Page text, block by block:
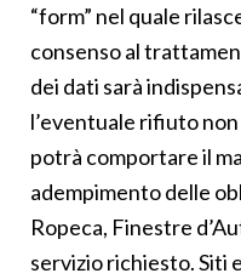
“form” nel quale
consenso al
dei dati sarà
l’eventuale rifiuto
potrà comportare il
adempimento delle
Ropeca, Finestre
servizio richiesto. Siti